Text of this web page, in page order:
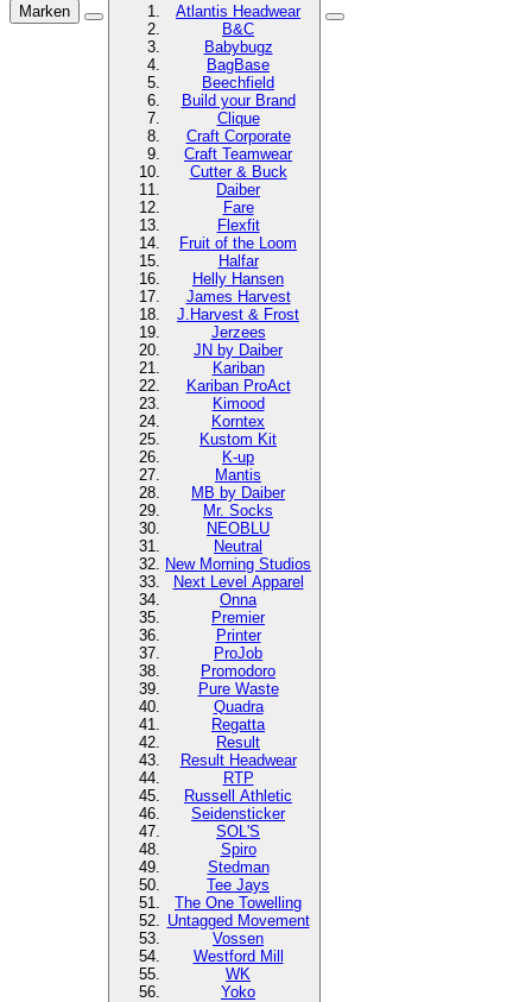
Marken
Atlantis Headwear
B&C
Babybugz
BagBase
Beechfield
Build your Brand
Clique
Craft Corporate
Craft Teamwear
Cutter & Buck
Daiber
Fare
Flexfit
Fruit of the Loom
Halfar
Helly Hansen
James Harvest
J.Harvest & Frost
Jerzees
JN by Daiber
Kariban
Kariban ProAct
Kimood
Korntex
Kustom Kit
K-up
Mantis
MB by Daiber
Mr. Socks
NEOBLU
Neutral
New Morning Studios
Next Level Apparel
Onna
Premier
Printer
ProJob
Promodoro
Pure Waste
Quadra
Regatta
Result
Result Headwear
RTP
Russell Athletic
Seidensticker
SOL'S
Spiro
Stedman
Tee Jays
The One Towelling
Untagged Movement
Vossen
Westford Mill
WK
Yoko